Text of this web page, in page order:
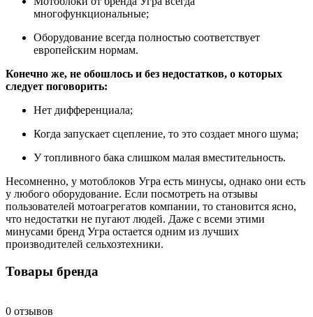
многофункциональные;
Оборудование всегда полностью соответствует
европейским нормам.
Конечно же, не обошлось и без недостатков, о которых
следует поговорить:
Нет дифференциала;
Когда запускает сцепление, то это создает много шума;
У топливного бака слишком малая вместительность.
Несомненно, у мотоблоков Угра есть минусы, однако они есть
у любого оборудование. Если посмотреть на отзывы
пользователей мотоагрегатов компании, то становится ясно,
что недостатки не пугают людей. Даже с всеми этими
минусами бренд Угра остается одним из лучших
производителей сельхозтехники.
Товары бренда
0 отзывов